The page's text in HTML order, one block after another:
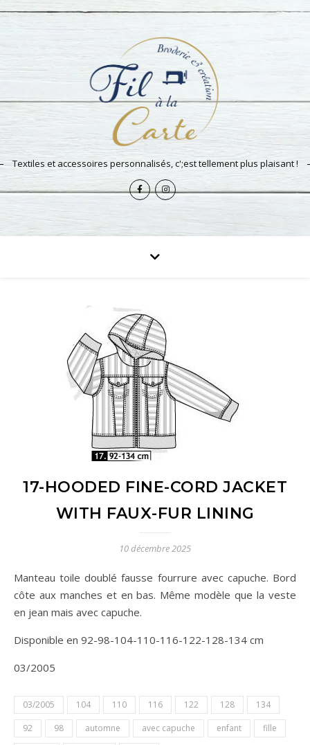
Textiles et accessoires personnalisés, c';est tellement plus plaisant !
17-HOODED FINE-CORD JACKET
WITH FAUX-FUR LINING
10 décembre 2025
Manteau toile doublé fausse fourrure avec capuche. Bord
côte aux manches et en bas. Même modèle que la veste
en jean mais avec capuche.
Disponible en 92-98-104-110-116-122-128-134 cm
03/2005
03/2005 104 110 116 122 128
134
92
98 automne avec capuche enfant
fille